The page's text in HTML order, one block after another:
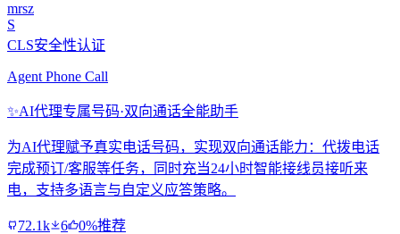
mrsz
S
CLS安全性认证
Agent Phone Call
✨AI代理专属号码·双向通话全能助手
为AI代理赋予真实电话号码，实现双向通话能力：代拨电话
完成预订/客服等任务，同时充当24小时智能接线员接听来
电，支持多语言与自定义应答策略。
72.1k 6
0%推荐